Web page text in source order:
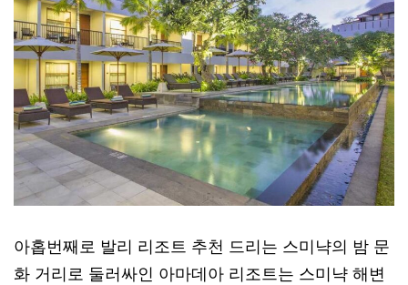
아홉번째로 발리 리조트 추천 드리는 스미냑의 밤 문
화 거리로 둘러싸인 아마데아 리조트는 스미냑 해변